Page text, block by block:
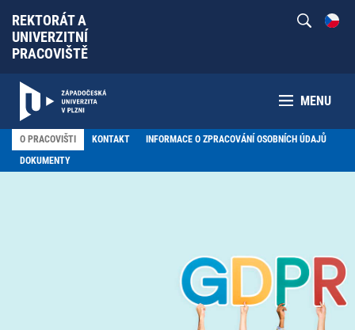
REKTORÁT A
UNIVERZITNÍ
PRACOVIŠTĚ
MENU
O PRACOVIŠTI KONTAKT
INFORMACE O ZPRACOVÁNÍ OSOBNÍCH ÚDAJŮ
DOKUMENTY